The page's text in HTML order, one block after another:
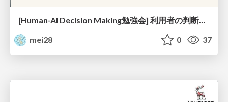
[Human-AI Decision Making勉強会] 利用者の判断基準に合わせた説明は人の意思決定を誘導するか
mei28
0 37